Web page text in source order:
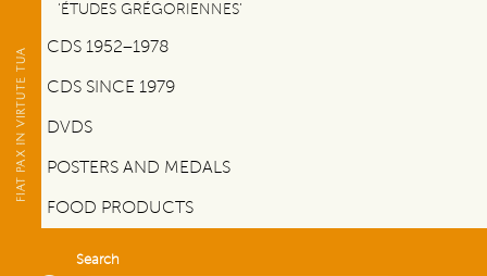
‘ÉTUDES GRÉGORIENNES’
CDS 1952–1978
CDS SINCE 1979
DVDS
POSTERS AND MEDALS
FOOD PRODUCTS
Search